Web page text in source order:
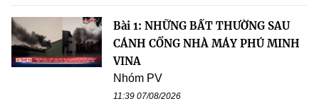
Bài 1: NHỮNG BẤT THƯỜNG SAU
CÁNH CỔNG NHÀ MÁY PHÚ MINH
VINA
Nhóm PV
11:39 07/08/2026